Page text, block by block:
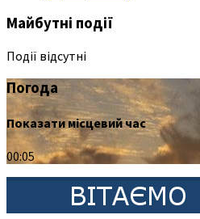
Майбутні події
Події відсутні
Погода
Показати місцевий час
00:05